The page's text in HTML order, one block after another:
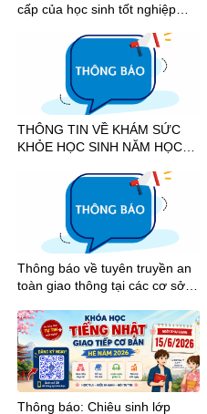
cấp của học sinh tốt nghiệp
THÔNG TIN VỀ KHÁM SỨC
KHỎE HỌC SINH NĂM HỌC
Thông báo về tuyên truyền an
toàn giao thông tại các cơ sở
phố Hồ Chí Minh năm 2026
Thông báo: Chiêu sinh lớp